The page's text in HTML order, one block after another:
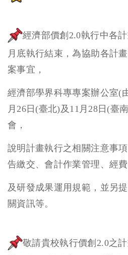
經濟部價創2.0執行中各
月底執行結束，為協助各計
案事宜，
經濟部學界科專專案辦公室(
月26日(臺北)及11月28日(臺
會，
說明計畫執行之相關注意事
告繳交、會計作業管理、經
及研發成果運用規範，並另
關資訊等。
敬請貴校執行價創2.0之